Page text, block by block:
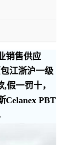
销售供应
江浙沪一级
假一罚十，
Celanex PBT